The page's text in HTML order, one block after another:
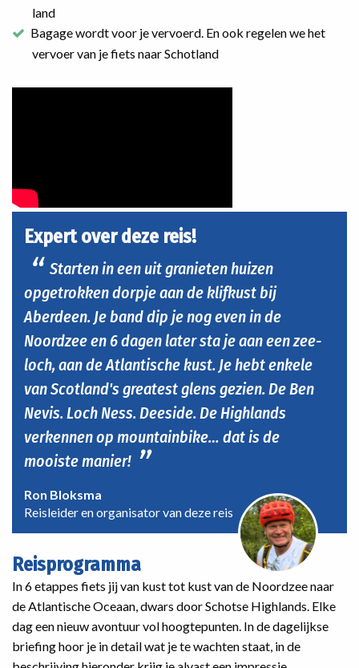
land
Bagage wordt voor je vervoerd. En ook regelen we het
vervoer van je fiets naar Schotland
Expert over deze reis!
Starten in een uit granieten huizen
opgetrokken dorpje aan de klifkust bij
Aberdeen. Je band dip je nog even in de
Noordzee en 6 dagen later sta je aan een zee-
loch, aan de Atlantische kust. Je hebt enkele
van Scotland's greatest glens gezien. De Ben
Nevis. Loch Ness. Deeside. De Highlands
verkennen op mountainbike… dat is de
mooiste manier!
Ron Bloksma
Reisleider en organisator van deze reis
Reisprogramma
In 6 etappes fiets jij van kust tot kust van de Noordzee naar
de Atlantische Oceaan, dwars door Schotse Highlands. Elke
dag een nieuw avontuur vol hoogtepunten. In de dagelijkse
briefing hoor je in detail wat je te wachten staat, in de